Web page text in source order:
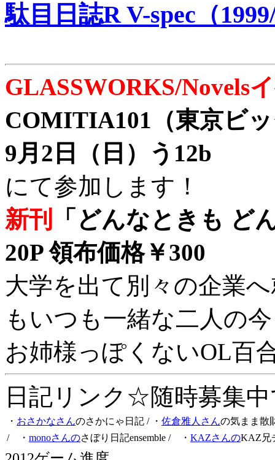
駄目日誌R V-spec（
GLASSWORKS/Novels
COMITIA101（東京ビ
9月2日（日）う12b
にて参加します！
新刊
「どんなときも ど
20P 領布価格￥300
大学を出て別々の企業
もいつも一緒な二人の
お姉様っぽくないOL百
日記リンク☆随時募集
・ おさかなさんのさかにゃ日記 / ・ 佐倉雅人さんの気まま散
/ ・ monoさんのさぼり日記ensemble / ・ KAZさんのKAZ兄